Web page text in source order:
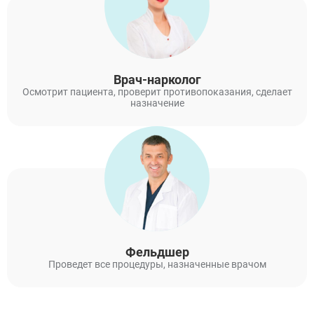
Врач-нарколог
Осмотрит пациента, проверит противопоказания, сделает
назначение
Фельдшер
Проведет все процедуры, назначенные врачом